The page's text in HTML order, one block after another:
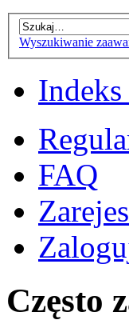
Wyszukiwanie
FAQ
Często